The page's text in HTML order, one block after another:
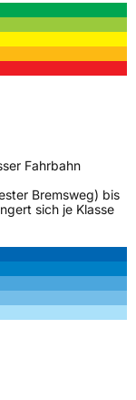
Fahrbahn
Bremsweg) bis
sich je Klasse